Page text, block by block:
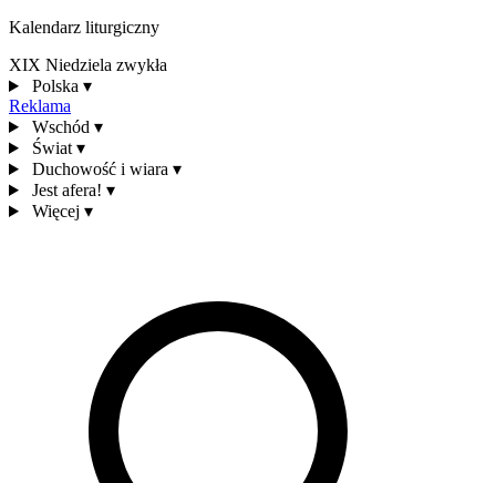
Kalendarz liturgiczny
XIX Niedziela zwykła
Polska ▾
Reklama
Wschód ▾
Świat ▾
Duchowość i wiara ▾
Jest afera! ▾
Więcej ▾